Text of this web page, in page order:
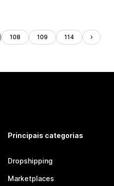
108 109 114
Principais categorias
Dropshipping
Marketplaces